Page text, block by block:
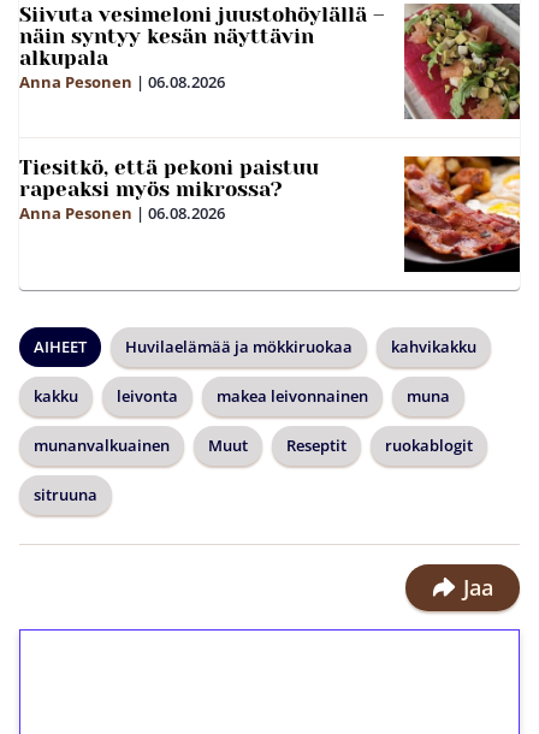
Siivuta vesimeloni juustohöylällä –
näin syntyy kesän näyttävin
alkupala
Anna Pesonen | 06.08.2026
Tiesitkö, että pekoni paistuu
rapeaksi myös mikrossa?
Anna Pesonen | 06.08.2026
AIHEET Huvilaelämää ja mökkiruokaa kahvikakku
kakku leivonta makea leivonnainen muna
munanvalkuainen Muut Reseptit ruokablogit
sitruuna
Jaa